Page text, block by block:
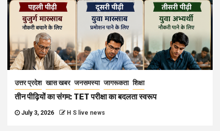
उत्तर प्रदेश खास खबर जनसमस्या जागरूकता शिक्षा
तीन पीढ़ियों का संगम: TET परीक्षा का बदलता स्वरूप
July 3, 2026 H S live news